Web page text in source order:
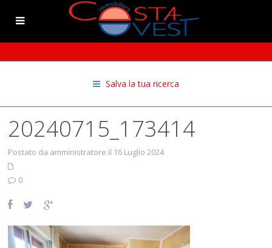
Salva la tua ricerca
20240715_173414
Postato da amministratore il 16 Luglio 2024
0